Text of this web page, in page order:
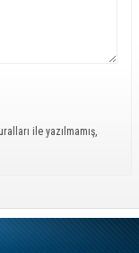
ile yazılmamış,